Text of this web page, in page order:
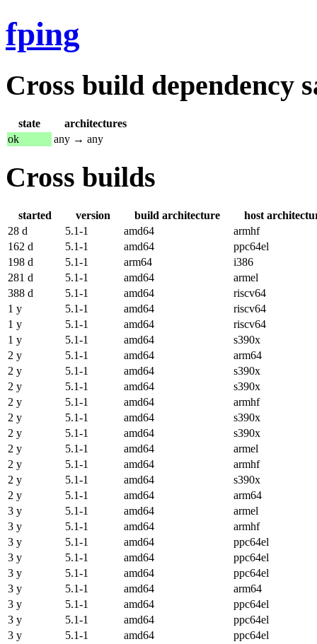
fping
Cross build dependency
state
architectures
ok
any → any
Cross builds
started version build architecture
host
28 d
5.1-1 amd64
armhf
162 d
5.1-1 amd64
ppc64el
198 d
5.1-1 arm64
i386
281 d
5.1-1 amd64
armel
388 d
5.1-1 amd64
riscv64
1 y
5.1-1 amd64
riscv64
1 y
5.1-1 amd64
riscv64
1 y
5.1-1 amd64
s390x
2 y
5.1-1 amd64
arm64
2 y
5.1-1 amd64
s390x
2 y
5.1-1 amd64
s390x
2 y
5.1-1 amd64
armhf
2 y
5.1-1 amd64
s390x
2 y
5.1-1 amd64
s390x
2 y
5.1-1 amd64
armel
2 y
5.1-1 amd64
armhf
2 y
5.1-1 amd64
s390x
2 y
5.1-1 amd64
arm64
3 y
5.1-1 amd64
armel
3 y
5.1-1 amd64
armhf
3 y
5.1-1 amd64
ppc64el
3 y
5.1-1 amd64
ppc64el
3 y
5.1-1 amd64
ppc64el
3 y
5.1-1 amd64
arm64
3 y
5.1-1 amd64
ppc64el
3 y
5.1-1 amd64
ppc64el
3 y
5.1-1 amd64
ppc64el